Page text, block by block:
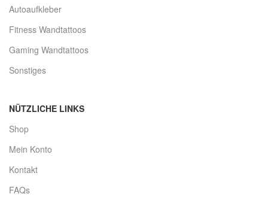
Autoaufkleber
Fitness Wandtattoos
Gaming Wandtattoos
Sonstiges
NÜTZLICHE LINKS
Shop
Mein Konto
Kontakt
FAQs